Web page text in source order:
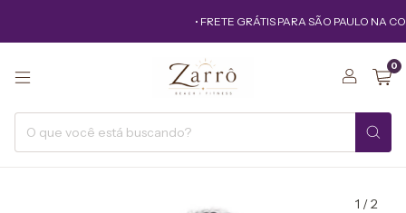
• FRETE GRÁTIS PARA SÃO PAULO NA
0
1 /2